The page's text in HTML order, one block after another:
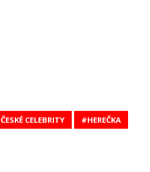
ČESKÉ CELEBRITY HEREČKA